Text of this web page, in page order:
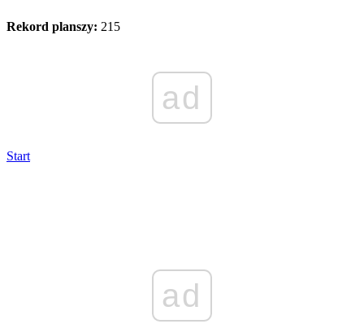
Rekord planszy: 215
ad
Start
ad